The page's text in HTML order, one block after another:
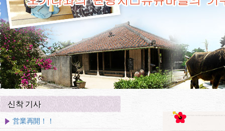
신착 기사
営業再開！！